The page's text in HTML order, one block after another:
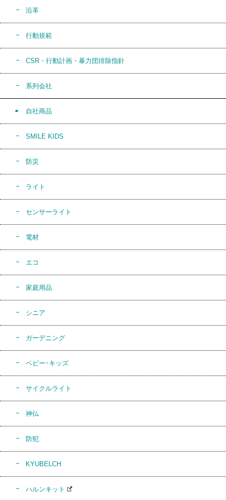
沿革
行動規範
CSR・行動計画・暴力団排除指針
系列会社
自社商品
SMILE KIDS
防災
ライト
センサーライト
電材
エコ
家庭用品
シニア
ガーデニング
ベビー･キッズ
サイクルライト
神仏
防犯
KYUBELCH
ハルンキット